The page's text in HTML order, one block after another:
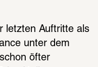
letzten Auftritte als
unter dem
öfter